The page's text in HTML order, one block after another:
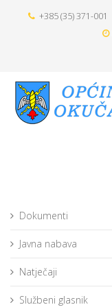
+385 (35) 371-001
Dokumenti
Javna nabava
Natječaji
Službeni glasnik